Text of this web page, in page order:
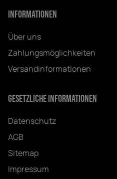
Informationen
Über uns
Zahlungsmöglichkeiten
Versandinformationen
Gesetzliche Informationen
Datenschutz
AGB
Sitemap
Impressum